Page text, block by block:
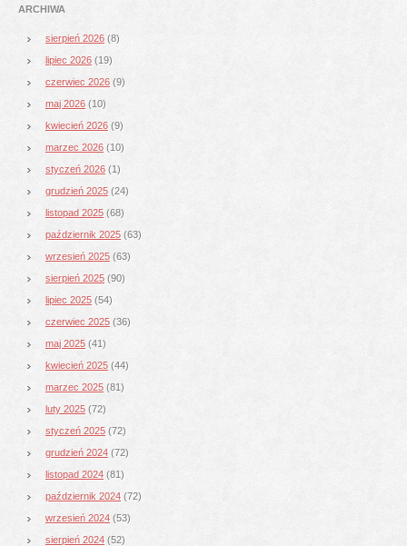
ARCHIWA
sierpień 2026 (8)
lipiec 2026 (19)
czerwiec 2026 (9)
maj 2026 (10)
kwiecień 2026 (9)
marzec 2026 (10)
styczeń 2026 (1)
grudzień 2025 (24)
listopad 2025 (68)
październik 2025 (63)
wrzesień 2025 (63)
sierpień 2025 (90)
lipiec 2025 (54)
czerwiec 2025 (36)
maj 2025 (41)
kwiecień 2025 (44)
marzec 2025 (81)
luty 2025 (72)
styczeń 2025 (72)
grudzień 2024 (72)
listopad 2024 (81)
październik 2024 (72)
wrzesień 2024 (53)
sierpień 2024 (52)